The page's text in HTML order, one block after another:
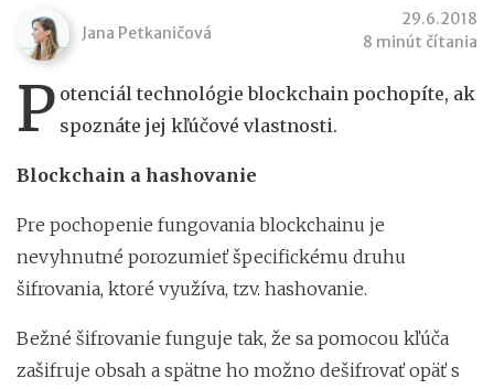
Jana Petkaničová
29.6.2018
8 minút čítania
P otenciál technológie blockchain pochopíte, ak
spoznáte jej kľúčové vlastnosti.
Blockchain a hashovanie
Pre pochopenie fungovania blockchainu je
nevyhnutné porozumieť špecifickému druhu
šifrovania, ktoré využíva, tzv. hashovanie.
Bežné šifrovanie funguje tak, že sa pomocou kľúča
zašifruje obsah a spätne ho možno dešifrovať opäť s